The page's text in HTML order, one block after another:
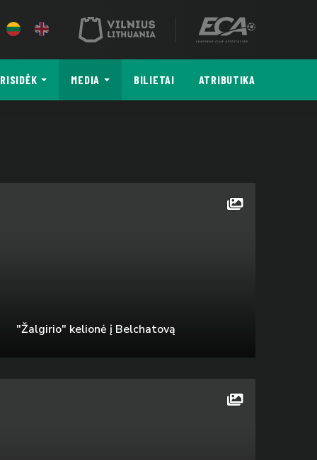
MEDIA BILIETAI ATRIBUTIKA
"Žalgirio" kelionė į Belchatovą